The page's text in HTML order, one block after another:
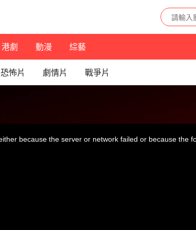
港劇 動漫 綜藝
恐怖片 劇情片 戰爭片